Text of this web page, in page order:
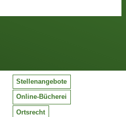
Stellenangebote
Online-Bücherei
Ortsrecht